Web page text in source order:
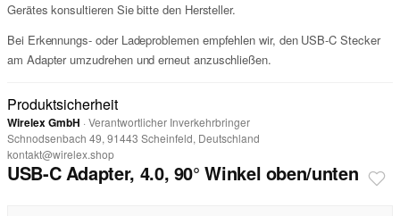
Gerätes konsultieren Sie bitte den Hersteller.
Bei Erkennungs- oder Ladeproblemen empfehlen wir, den USB-C Stecker
am Adapter umzudrehen und erneut anzuschließen.
Produktsicherheit
Wirelex GmbH · Verantwortlicher Inverkehrbringer
Schnodsenbach 49, 91443 Scheinfeld, Deutschland
kontakt@wirelex.shop
USB-C Adapter, 4.0, 90° Winkel oben/unten